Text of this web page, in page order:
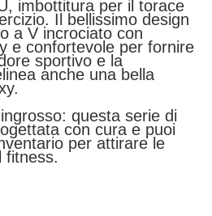
imbottitura per il torace
Il bellissimo design
a V incrociato con
e confortevole per fornire
sportivo e la
anche una bella
questa serie di
con cura e puoi
per attirare le
fitness.